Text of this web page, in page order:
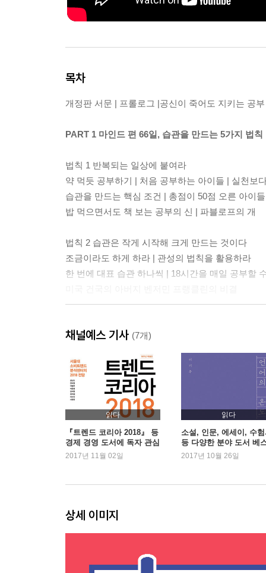
목차
개정판 서문 | 프롤로그 |공신이 죽어도 지키는 공
PART 1 마인드 편 66일, 습관을 만드는 5가지 법칙
법칙 1 반복되는 일상에 붙여라
약 먹듯 공부하기 | 처음 공부하는 아이들 | 실천보
습관을 만드는 핵심 조건 | 총점이 50점 오른 아이
밥 먹으면서도 책 보는 공부의 신 | 파블로프의 개
법칙 2 습관은 작게 시작해 크게 만드는 것이다
조금이라도 하게 하라 | 관성의 법칙을 활용하라
한 번에 대표 습관 하나씩 | 18시간을 매일 공부할
이미 이긴 상태에서 하루를 시작하라 | 참을 일을
‘주경야독’ 하지 마라 | 아침에 이불이라도 개라 |
저녁형 인간은 어떻게 해야 하는가? | 중요하고 급
법칙 4 안할 수 없게 만들어라
영어 문장 1049개를 마스터한 방법 | 공부는 능력
집중은 하면 좋은 것이 아니라 집중을 안 하면 공부
집중 못 하는 습관을 길러 주는 학습공간 | 환경이
왜 집에서 집중이 잘 안 될까? | 토끼는 왜 질 수밖
66일의 도전 | 공부는 왜 게임처럼 재미없나 | 공부
66일 습관달력에 습관 법칙 적용하기
PART 2 실전 편 66일, 공신이 되는 공부 습관 33
채널예스 기사 (7개)
읽다
『트렌드 코리아 2018』 등
경제 경영 도서에 독자 관심
증가
2017년 11월 02일
읽다
소설, 인문, 에세이, 수
등 다양한 분야 도서 베
셀러 등극
2017년 10월 26일
상세 이미지